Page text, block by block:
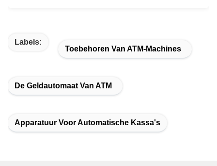
Labels:
Toebehoren Van ATM-Machines
De Geldautomaat Van ATM
Apparatuur Voor Automatische Kassa's